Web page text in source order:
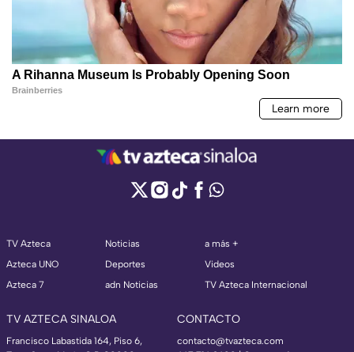
TV Azteca
Azteca UNO
Azteca 7
Noticias
Deportes
adn Noticias
a más +
Videos
TV Azteca Internacional
TV AZTECA SINALOA
Francisco Labastida 164, Piso 6,
CONTACTO
contacto@tvazteca.com